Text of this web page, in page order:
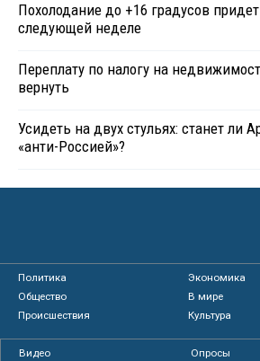
Похолодание до +16 градусов
следующей неделе
Переплату по налогу на
вернуть
Усидеть на двух стульях: станет ли
«анти-Россией»?
Политика
Экономика
Общество
В мире
Происшествия
Культура
Видео
Опросы